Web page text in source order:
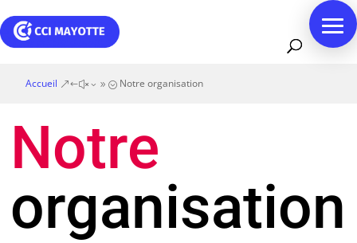
Accueil &#x39; Notre organisation
Notre
organisation